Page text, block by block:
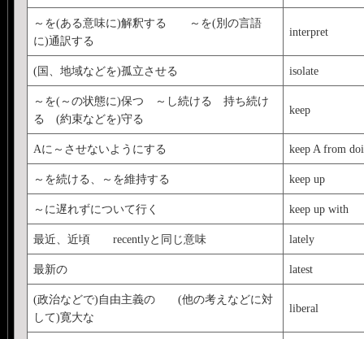
～を(ある意味に)解釈する ～を(別の言語
に)通訳する
interpret
(国、地域などを)孤立させる isolate
～を(～の状態に)保つ ～し続ける 持ち続け
る (約束などを)守る
keep
Aに～させないようにする keep A from
～を続ける、～を維持する keep up
～に遅れずについて行く keep up with
最近、近頃 recentlyと同じ意味 lately
最新の latest
(政治などで)自由主義の (他の考えなどに対
して)寛大な
liberal